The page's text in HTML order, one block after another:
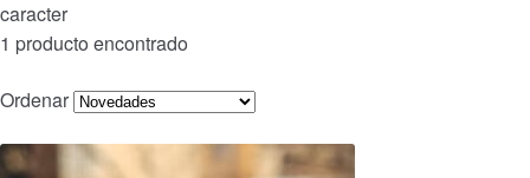
caracter
1 producto encontrado
Ordenar